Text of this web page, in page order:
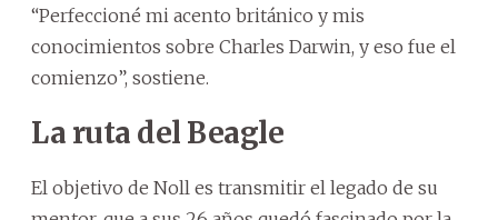
“Perfeccioné mi acento británico y mis
conocimientos sobre Charles Darwin, y eso fue el
comienzo”, sostiene.
La ruta del Beagle
El objetivo de Noll es transmitir el legado de su